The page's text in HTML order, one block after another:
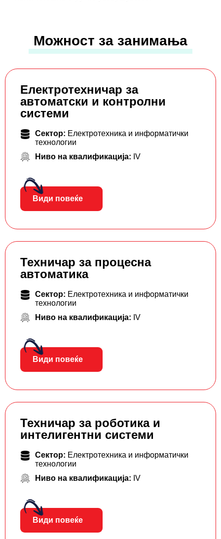
Можност за занимања
Електротехничар за
автоматски и контролни
системи
Сектор: Електротехника и информатички
технологии
Ниво на квалификација: IV
Види повеќе
Техничар за процесна
автоматика
Сектор: Електротехника и информатички
технологии
Ниво на квалификација: IV
Види повеќе
Техничар за роботика и
интелигентни системи
Сектор: Електротехника и информатички
технологии
Ниво на квалификација: IV
Види повеќе